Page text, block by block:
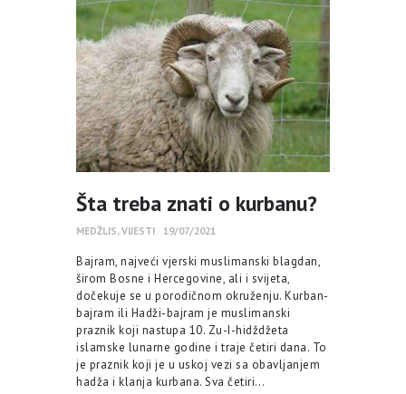
MEKTEB
ASOCIJACIJE
USLUGE
MULTIMEDIJA
KONTAKT
DONACIJE
Šta treba znati o kurbanu?
MEDŽLIS,VIJESTI 19/07/2021
Bajram, najveći vjerski muslimanski blagdan,
širom Bosne i Hercegovine, ali i svijeta,
dočekuje se u porodičnom okruženju. Kurban-
bajram ili Hadži-bajram je muslimanski
praznik koji nastupa 10. Zu-I-hidždžeta
islamske lunarne godine i traje četiri dana. To
je praznik koji je u uskoj vezi sa obavljanjem
hadža i klanja kurbana. Sva četiri…